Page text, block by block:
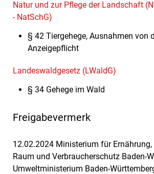
Natur und zur Pflege der Landschaft
- NatSchG)
§ 42Tiergehege, Ausnahmen von
Anzeigepflicht
Landeswaldgesetz (LWaldG)
§ 34 Gehege im Wald
Freigabevermerk
12.02.2024 Ministerium für
Raum und Verbraucherschutz Baden-
Umweltministerium Baden-